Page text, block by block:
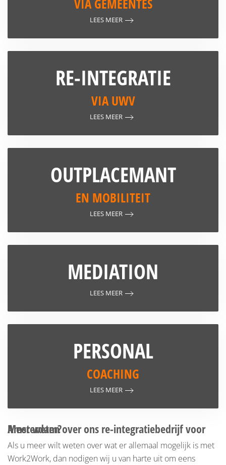
VIA GEMEENTES
LEES MEER
RE-INTEGRATIE
VIA UWV
LEES MEER
OUTPLACEMANT
EN MOBILITEIT
LEES MEER
MEDIATION
LEES MEER
PERSONAL
COACHING
LEES MEER
Meer weten over ons re-integratiebedrijf voor Amsterdam?
Als u meer wilt weten over wat er allemaal mogelijk is met
Work2Work, dan nodigen wij u van harte uit om eens